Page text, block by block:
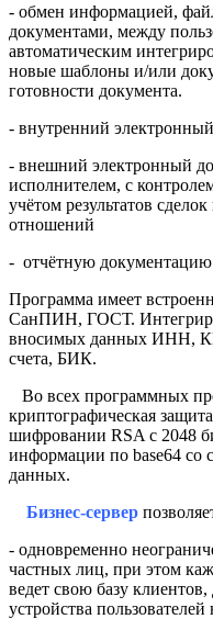
- обмен информацией,
документами, между
автоматическим
новые шаблоны и/или
готовности документа.
- внутренний
- внешний электронный
исполнителем, с
учётом результатов
отношений
- отчётную документацию
Программа имеет
СанПИН, ГОСТ.
вносимых данных ИНН,
счета, БИК.
Во всех программных
криптографическая
шифровании RSA с 2048
информации по base64 со
данных.
Бизнес-сервер
- одновременно
частных лиц, при этом
ведет свою базу
устройства пользователей